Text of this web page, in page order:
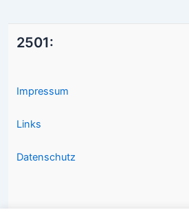
2501:
Impressum
Links
Datenschutz